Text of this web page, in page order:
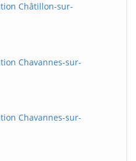
Châtillon-sur-
Chavannes-sur-
Chavannes-sur-